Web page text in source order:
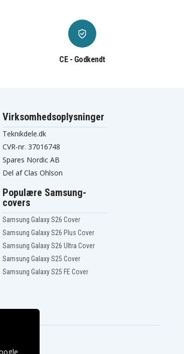
CE - Godkendt
Virksomhedsoplysninger
Teknikdele.dk
CVR-nr. 37016748
Spares Nordic AB
Del af Clas Ohlson
Populære Samsung-
covers
Samsung Galaxy S26 Cover
Samsung Galaxy S26 Plus Cover
Samsung Galaxy S26 Ultra Cover
Samsung Galaxy S25 Cover
Samsung Galaxy S25 FE Cover